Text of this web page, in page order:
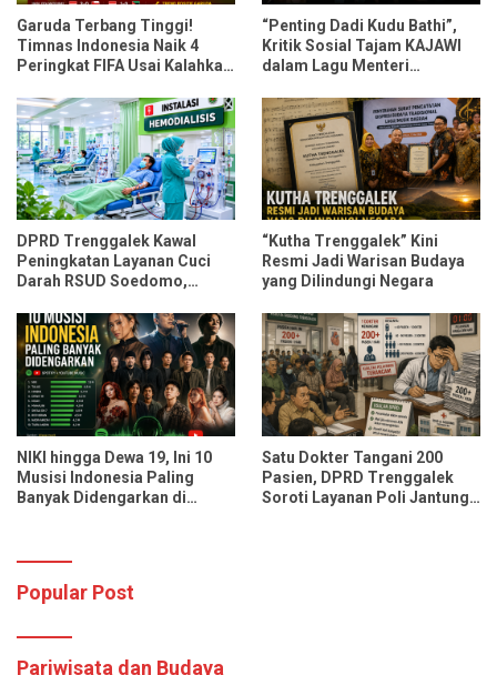
Garuda Terbang Tinggi!
Timnas Indonesia Naik 4
Peringkat FIFA Usai Kalahkan
“Penting Dadi Kudu Bathi”,
Kritik Sosial Tajam KAJAWI
dalam Lagu Menteri
DPRD Trenggalek Kawal
Peningkatan Layanan Cuci
Darah RSUD Soedomo,
Pasien Sekali Pelayanan
“Kutha Trenggalek” Kini
Resmi Jadi Warisan Budaya
yang Dilindungi Negara
NIKI hingga Dewa 19, Ini 10
Musisi Indonesia Paling
Banyak Didengarkan di
Satu Dokter Tangani 200
Pasien, DPRD Trenggalek
Soroti Layanan Poli Jantung
Popular Post
Pariwisata dan Budaya